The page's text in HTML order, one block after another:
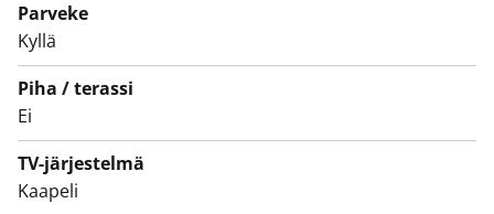
astianpesukone ja keraaminen liesi.
Potentiaalia sinun elämäsi kodiksi? Varaa näyttö ja tule
tutustumaan lähempää!
Tämä on valtion tukema Varke-asunto (entinen ARA),
jossa asukasvalinta perustuu asunnon tarpeen
kiireellisyyteen, hakijoiden tuloihin ja varallisuuteen,
Parveke
Kyllä
Piha / terassi
Ei
TV-järjestelmä
Kaapeli